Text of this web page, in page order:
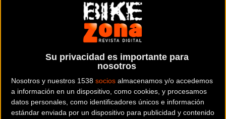
Su privacidad es importante para
nosotros
Nosotros y nuestros 1538 socios almacenamos y/o accedemos
a información en un dispositivo, como cookies, y procesamos
datos personales, como identificadores únicos e información
estándar enviada por un dispositivo para publicidad y contenido
Web y RRSS de la tienda